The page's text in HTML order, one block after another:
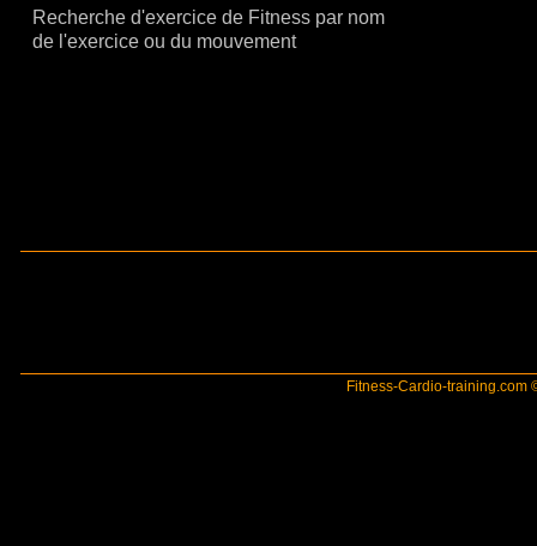
Recherche d'exercice de Fitness par nom
de l'exercice ou du mouvement
Fitness-Cardio-training.com